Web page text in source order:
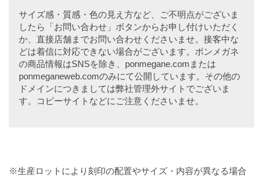
サイズ感・質感・色の見え方など、ご不明点がございま
したら「お問い合わせ」ボタンからお申し付けいただく
か、直接店舗までお問い合わせくださいませ。接客中な
どは着信に対応できない場合がございます。ポンメガネ
の商品情報はSNSを除き、ponmegane.comまたは
ponmeganeweb.comのみにて公開しています。その他の
ドメインにつきましては弊社管理外サイトでございま
す。コピーサイトなどにご注意くださいませ。
※生産ロットにより刻印の配置やサイズ・内容が異なる場合